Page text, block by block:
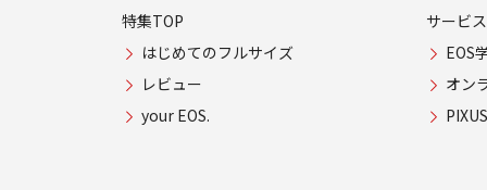
特集TOP
はじめてのフルサイズ
レビュー
your EOS.
サービ
EOS
オン